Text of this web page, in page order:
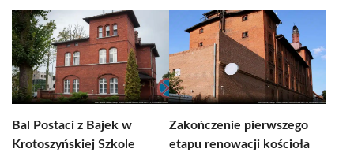
Bal Postaci z Bajek w
Krotoszyńskiej Szkole
Zakończenie pierwszego
etapu renowacji kościoła